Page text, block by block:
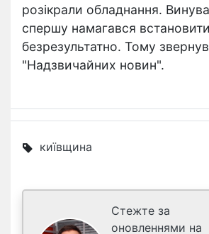
розікрали обладнання.
спершу намагався
безрезультатно. Тому
"Надзвичайних новин".
київщина
Стежте за
оновленнями на